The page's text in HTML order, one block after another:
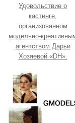
Удовольствие о
кастинге,
организованном
модельно-
агентством Дарьи
Хозяевой «DH».